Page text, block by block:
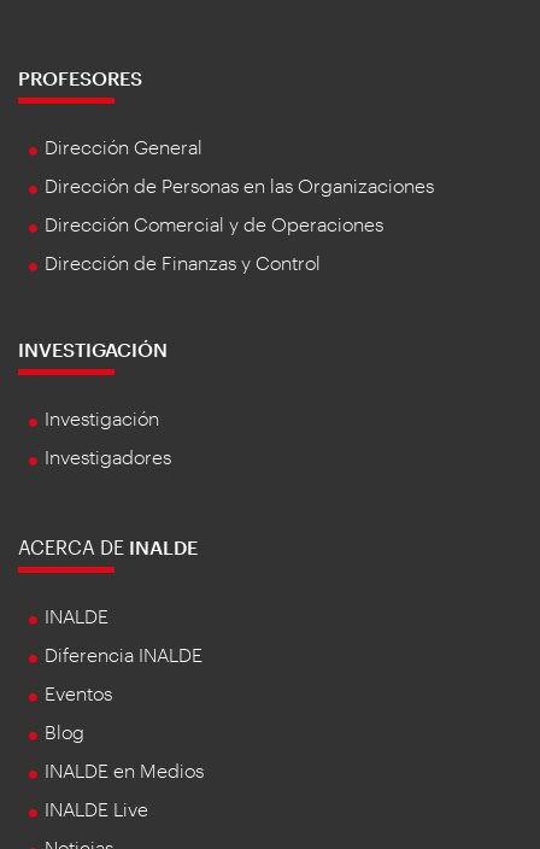
PROFESORES
Dirección General
Dirección de Personas en las Organizaciones
Dirección Comercial y de Operaciones
Dirección de Finanzas y Control
INVESTIGACIÓN
Investigación
Investigadores
ACERCA DE INALDE
INALDE
Diferencia INALDE
Eventos
Blog
INALDE en Medios
INALDE Live